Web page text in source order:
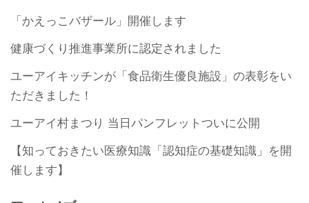
「かえっこバザール」開催します
健康づくり推進事業所に認定されました
ユーアイキッチンが「食品衛生優良施設」の表彰をい
ただきました！
ユーアイ村まつり 当日パンフレットついに公開
【知っておきたい医療知識「認知症の基礎知識」を開
催します】